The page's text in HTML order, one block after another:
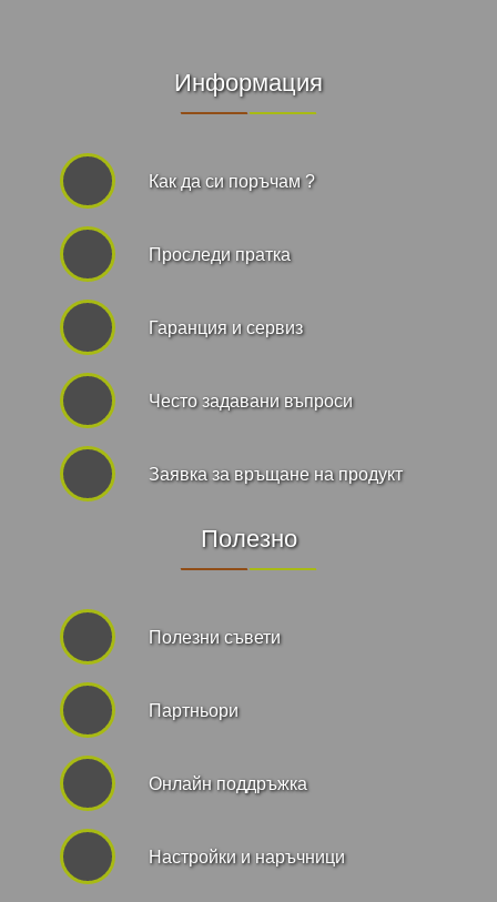
Информация
Как да си поръчам ?
Проследи пратка
Гаранция и сервиз
Често задавани въпроси
Заявка за връщане на продукт
Полезно
Полезни съвети
Партньори
Онлайн поддръжка
Hастройки и наръчници